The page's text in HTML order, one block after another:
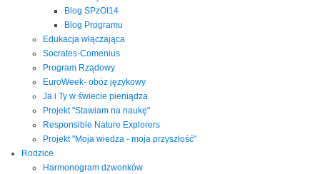
Blog SPzOI14
Blog Programu
Edukacja włączająca
Socrates-Comenius
Program Rządowy
EuroWeek- obóz językowy
Ja i Ty w świecie pieniądza
Projekt "Stawiam na naukę"
Responsible Nature Explorers
Projekt "Moja wiedza - moja przyszłość"
Rodzice
Harmonogram dzwonków